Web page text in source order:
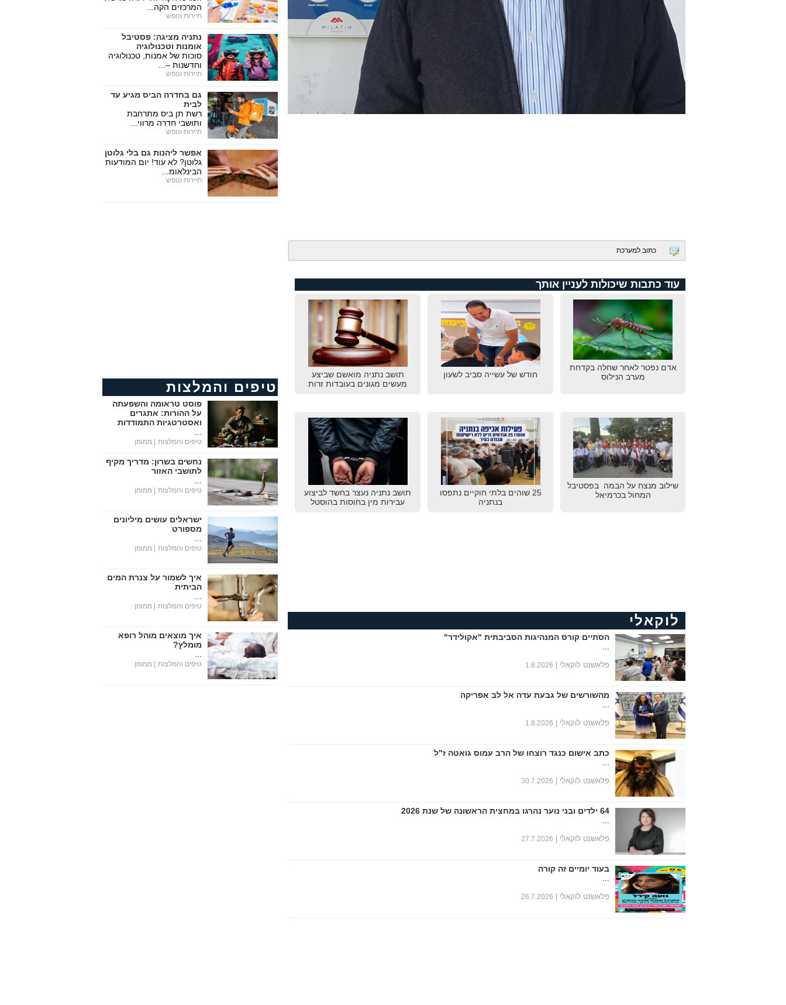
כתוב למערכת
עוד כתבות שיכולות לעניין אותך
אדם נפטר לאחר שחלה בקדחת
מערב הנילוס
חודש של עשייה סביב לשעון
תושב נתניה מואשם שביצע
מעשים מגונים בעובדות זרות
שילוב מנצח על הבמה בפסטיבל
המחול בכרמיאל
25 שוהים בלתי חוקיים נתפסו
בנתניה
תושב נתניה נעצר בחשד לביצוע
עבירות מין בחוסות בהוסטל
לוקאלי
הסתיים קורס המנהיגות הסביבתית "אקולידר"
פלאשנט לוקאלי | 1.8.2026
מהשורשים של גבעת עדה אל לב אפריקה
פלאשנט לוקאלי | 1.8.2026
כתב אישום כנגד רוצחו של הרב עמוס גואטה ז"ל
פלאשנט לוקאלי | 30.7.2026
64 ילדים ובני נוער נהרגו במחצית הראשונה של שנת 2026
פלאשנט לוקאלי | 27.7.2026
בעוד יומיים זה קורה
פלאשנט לוקאלי | 26.7.2026
המרכזים הקה...
תיירות ונופש
נתניה מציגה: פסטיבל
אומנות וטכנולוגיה
סוכות של אמנות, טכנולוגיה
וחדשנות –...
תיירות ונופש
גם בחדרה הביס מגיע עד
לבית
רשת תן ביס מתרחבת
ותושבי חדרה מרווי...
תיירות ונופש
אפשר ליהנות גם בלי גלוטן
גלוטן? לא עוד! יום המודעות
הבינלאומ...
תיירות ונופש
טיפים והמלצות
פוסט טראומה והשפעתה
על ההורות: אתגרים
ואסטרטגיות התמודדות
טיפים והמלצות | ממומן
נחשים בשרון: מדריך מקיף
לתושבי האזור
טיפים והמלצות | ממומן
ישראלים עושים מיליונים
מספורט
טיפים והמלצות | ממומן
איך לשמור על צנרת המים
הביתית
טיפים והמלצות | ממומן
איך מוצאים מוהל רופא
מומלץ?
טיפים והמלצות | ממומן